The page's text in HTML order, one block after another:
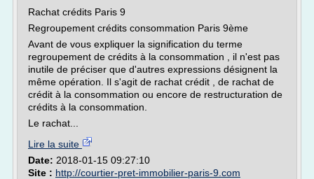
Rachat crédits Paris 9
Regroupement crédits consommation Paris 9ème
Avant de vous expliquer la signification du terme
regroupement de crédits à la consommation , il n'est pas
inutile de préciser que d'autres expressions désignent la
même opération. Il s'agit de rachat crédit , de rachat de
crédit à la consommation ou encore de restructuration de
crédits à la consommation.
Le rachat...
Lire la suite
Date: 2018-01-15 09:27:10
Site : http://courtier-pret-immobilier-paris-9.com